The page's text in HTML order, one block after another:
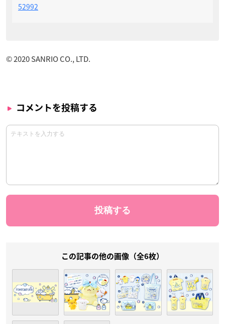
52992
© 2020 SANRIO CO., LTD.
コメントを投稿する
この記事の他の画像（全6枚）